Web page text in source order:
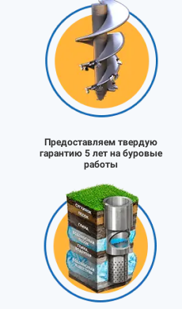
Предоставляем твердую
гарантию 5 лет на буровые
работы